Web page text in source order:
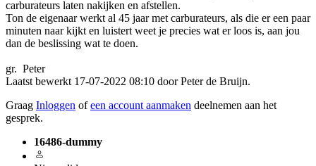
carburateurs laten nakijken en afstellen.
Ton de eigenaar werkt al 45 jaar met carburateurs, als die er een paar
minuten naar kijkt en luistert weet je precies wat er loos is, aan jou
dan de beslissing wat te doen.
gr. Peter
Laatst bewerkt 17-07-2022 08:10 doorPeter de Bruijn.
Graag Inloggen ofeen account aanmaken deelnemen aan het
gesprek.
16486-dummy